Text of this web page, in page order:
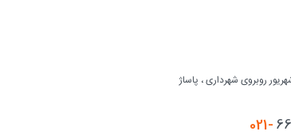
، شاد آباد 17 شهریور روبروی شهرداری ، پاساژ
021-